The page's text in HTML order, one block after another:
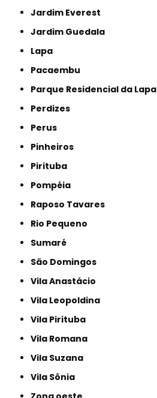
Jardim Everest
Jardim Guedala
Lapa
Pacaembu
Parque Residencial da Lapa
Perdizes
Perus
Pinheiros
Pirituba
Pompéia
Raposo Tavares
Rio Pequeno
Sumaré
São Domingos
Vila Anastácio
Vila Leopoldina
Vila Pirituba
Vila Romana
Vila Suzana
Vila Sônia